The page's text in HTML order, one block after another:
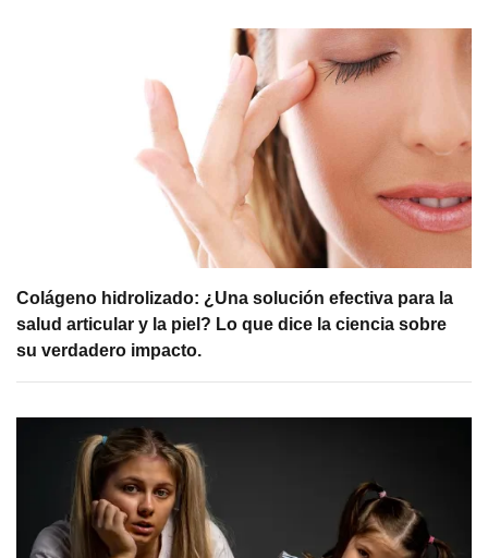
Colágeno hidrolizado: ¿Una solución efectiva para la
salud articular y la piel? Lo que dice la ciencia sobre
su verdadero impacto.